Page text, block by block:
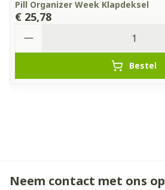
Pill Organizer Week Klapdeksel
€ 25,78
Bestel
Neem contact met ons op